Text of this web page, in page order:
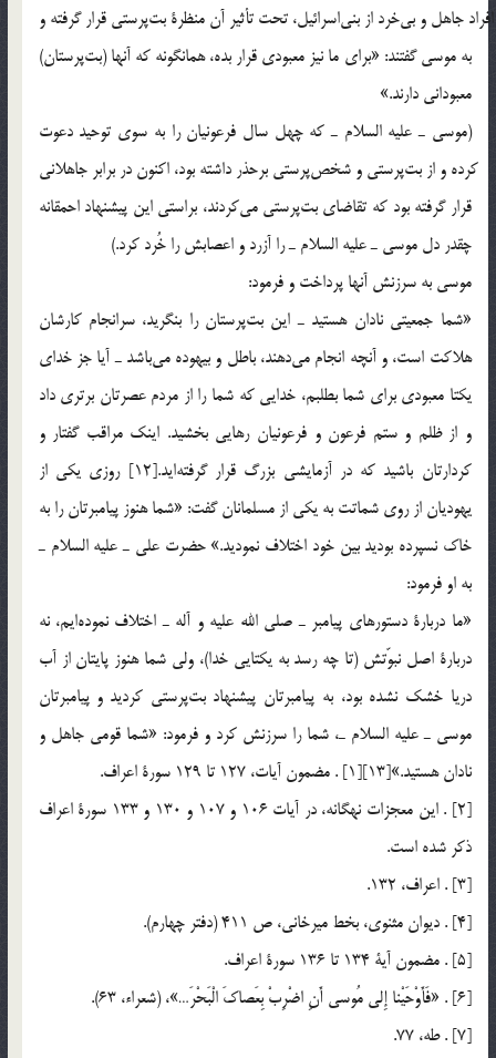
افراد جاهل و بي‎خرد از بني‎اسرائيل، تحت تأثير آن منظرة بت‎پرستي قرار گرفته و
به موسي گفتند: «براي ما نيز معبودي قرار بده، همانگونه كه آنها (بت‎پرستان)
معبوداني دارند.»
(موسي ـ عليه السلام ـ كه چهل سال فرعونيان را به سوي توحيد دعوت
كرده و از بت‎پرستي و شخص‎پرستي برحذر داشته بود، اكنون در برابر جاهلاني
قرار گرفته بود كه تقاضاي بت‎پرستي مي‎كردند، براستي اين پيشنهاد احمقانه
چقدر دل موسي ـ عليه السلام ـ را آزرد و اعصابش را خُرد كرد.)
موسي به سرزنش آنها پرداخت و فرمود:
«شما جمعيتي نادان هستيد ـ اين بت‎پرستان را بنگريد، سرانجام كارشان
هلاكت است، و آنچه انجام مي‎دهند، باطل و بيهوده مي‎باشد ـ آيا جز خداي
يكتا معبودي براي شما بطلبم، خدايي كه شما را از مردم عصرتان برتري داد
و از ظلم و ستم فرعون و فرعونيان رهايي بخشيد. اينك مراقب گفتار و
كردارتان باشيد كه در آزمايشي بزرگ قرار گرفته‎ايد.[12] روزي يكي از
يهوديان از روي شماتت به يكي از مسلمانان گفت: «شما هنوز پيامبرتان را به
خاك نسپرده بوديد بين خود اختلاف نموديد.» حضرت علي ـ عليه السلام ـ
به او فرمود:
«ما دربارة دستورهاي پيامبر ـ صلي الله عليه و آله ـ اختلاف نموده‎ايم، نه
دربارة اصل نبوّتش (تا چه رسد به يكتايي خدا)، ولي شما هنوز پايتان از آب
دريا خشك نشده بود، به پيامبرتان پيشنهاد بت‎پرستي كرديد و پيامبرتان
موسي ـ عليه السلام ـ، شما را سرزنش كرد و فرمود: «شما قومي جاهل و
نادان هستيد.»[13][1] . مضمون آيات، 127 تا 129 سورة اعراف.
[2] . اين معجزات نهگانه، در آيات 106 و 107 و 130 و 133 سورة اعراف
ذكر شده است.
[3] . اعراف، 132.
[4] . ديوان مثنوي، بخط ميرخاني، ص 411 (دفتر چهارم).
[5] . مضمون آية 134 تا 136 سورة اعراف.
[6] . «فَأَوْحَيْنا إِلى مُوسى أَنِ اضْرِبْ بِعَصاكَ الْبَحْرَ…»، (شعراء، 63).
[7] . طه، 77.